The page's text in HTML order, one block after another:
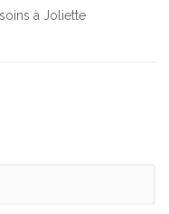
à Joliette